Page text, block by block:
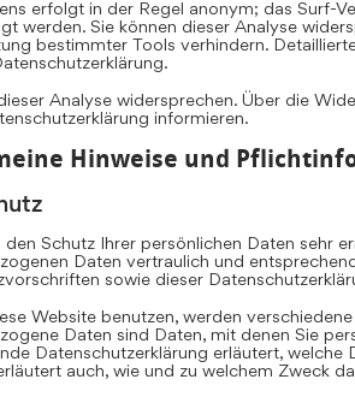
erfolgt in der Regel anonym; das Surf-
werden. Sie können dieser Analyse
bestimmter Tools verhindern.
Analyse widersprechen. Über die
informieren.
Hinweise und
den Schutz Ihrer persönlichen Daten sehr
Daten vertraulich und
sowie dieser
Website benutzen, werden
Daten sind Daten, mit denen Sie
Datenschutzerklärung erläutert, welche
auch, wie und zu welchem Zweck